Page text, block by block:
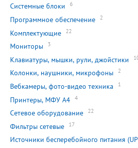
Системные блоки 6
Программное обеспечение 2
Комплектующие 22
Мониторы 3
Клавиатуры, мышки, рули, джойстики
Колонки, наушники, микрофоны 2
Вебкамеры, фото-видео техника 1
Принтеры, МФУ А4 4
Сетевое оборудование 22
Фильтры сетевые 17
Источники бесперебойного питания